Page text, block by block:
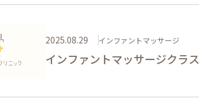
2025.08.29 インファントマッサージ
インファントマッサージクラス